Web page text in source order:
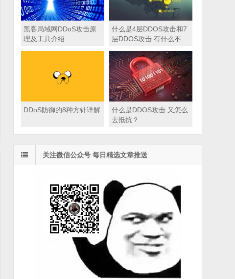
黑客局域网DDoS攻击原
理及工具介绍
什么是4层DDOS攻击和7
层DDOS攻击 有什么不
DDoS防御的8种方针详解
什么是DDOS攻击 又怎么
去抵抗？
关注微信公众号 每日精选文章推送